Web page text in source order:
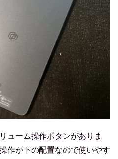
ューム操作ボタンがありま
作が下の配置なので使いやす